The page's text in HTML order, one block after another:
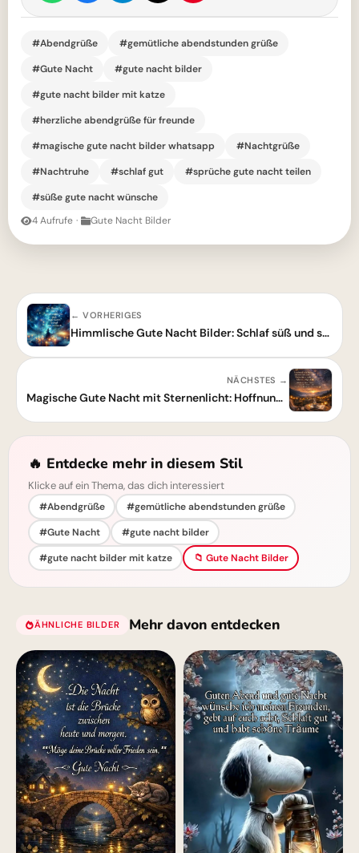
#Abendgrüße
#gemütliche abendstunden grüße
#Gute Nacht
#gute nacht bilder
#gute nacht bilder mit katze
#herzliche abendgrüße für freunde
#magische gute nacht bilder whatsapp
#Nachtgrüße
#Nachtruhe
#schlaf gut
#sprüche gute nacht teilen
#süße gute nacht wünsche
4 Aufrufe · Gute Nacht Bilder
← VORHERIGES
Himmlische Gute Nacht Bilder: Schlaf süß und sanft in dieser Nacht
NÄCHSTES →
Magische Gute Nacht mit Sternenlicht: Hoffnung für deine Träume
🔥 Entdecke mehr in diesem Stil
Klicke auf ein Thema, das dich interessiert
#Abendgrüße
#gemütliche abendstunden grüße
#Gute Nacht
#gute nacht bilder
#gute nacht bilder mit katze
📁 Gute Nacht Bilder
ÄHNLICHE BILDER Mehr davon entdecken